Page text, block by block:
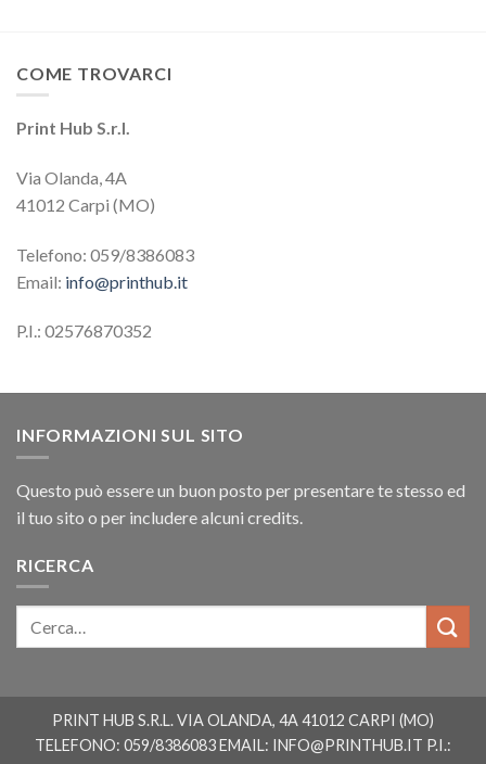
COME TROVARCI
Print Hub S.r.l.
Via Olanda, 4A
41012 Carpi (MO)
Telefono: 059/8386083
Email: info@printhub.it
P.I.: 02576870352
INFORMAZIONI SUL SITO
Questo può essere un buon posto per presentare te stesso ed
il tuo sito o per includere alcuni credits.
RICERCA
PRINT HUB S.R.L. VIA OLANDA, 4A 41012 CARPI (MO)
TELEFONO: 059/8386083 EMAIL: INFO@PRINTHUB.IT P.I.: